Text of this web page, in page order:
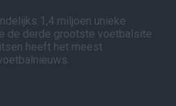
1,4 miljoen unieke
de derde grootste voetbalsite
heeft het meest